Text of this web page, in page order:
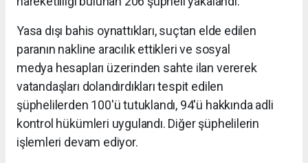
Yasa dışı bahis oynattıkları, suçtan elde edilen
paranın nakline aracılık ettikleri ve sosyal
medya hesapları üzerinden sahte ilan vererek
vatandaşları dolandırdıkları tespit edilen
şüphelilerden 100'ü tutuklandı, 94'ü hakkında adli
kontrol hükümleri uygulandı. Diğer şüphelilerin
işlemleri devam ediyor.